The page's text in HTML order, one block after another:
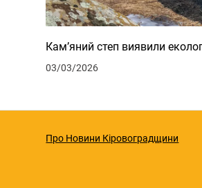
Кам’яний степ виявили
03/03/2026
Про Новини Кіровоградщини